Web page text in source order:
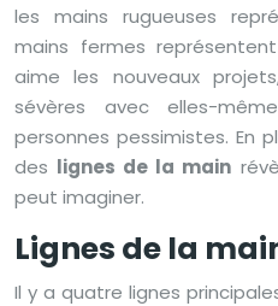
les mains rugueuses
mains fermes
aime les nouveaux
sévères avec elles-
personnes pessimistes. En
des lignes de la main
peut imaginer.
Lignes de la
Il y a quatre lignes